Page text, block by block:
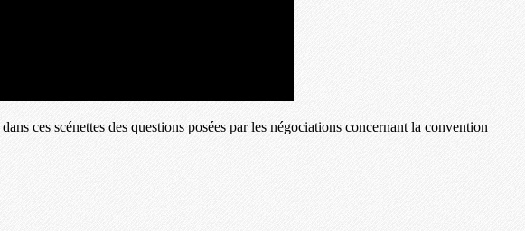
ces scénettes des questions posées par les négociations concernant la convention